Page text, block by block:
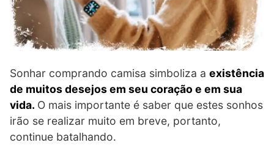
Sonhar comprando camisa simboliza a existência
de muitos desejos em seu coração e em sua
vida. O mais importante é saber que estes sonhos
irão se realizar muito em breve, portanto,
continue batalhando.